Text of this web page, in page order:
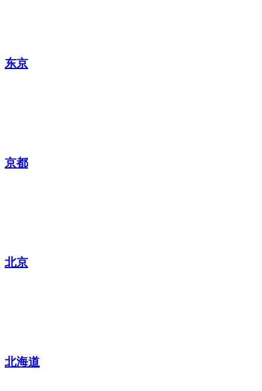
东京
京都
北京
北海道